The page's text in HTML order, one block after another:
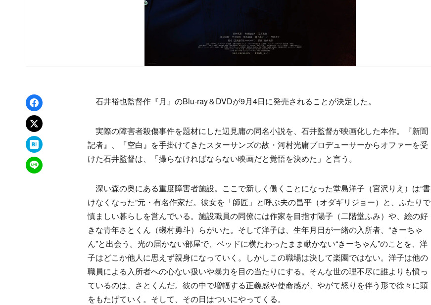
Facebookでシェア
xでポスト
はてなブックマーク
LINEで送る
石井裕也監督作『月』のBlu-ray＆DVDが9月4日に発売されることが決定した。
実際の障害者殺傷事件を題材にした辺見庸の同名小説を、石井監督が映画化した本作。『新聞
記者』、『空白』を手掛けてきたスターサンズの故・河村光庸プロデューサーからオファーを受
けた石井監督は、「撮らなければならない映画だと覚悟を決めた」と言う。
深い森の奥にある重度障害者施設。ここで新しく働くことになった堂島洋子（宮沢りえ）は“書
けなくなった”元・有名作家だ。彼女を「師匠」と呼ぶ夫の昌平（オダギリジョー）と、ふたりで
慎ましい暮らしを営んでいる。施設職員の同僚には作家を目指す陽子（二階堂ふみ）や、絵の好
きな青年さとくん（磯村勇斗）らがいた。そして洋子は、生年月日が一緒の入所者、“きーちゃ
ん”と出会う。光の届かない部屋で、ベッドに横たわったまま動かない“きーちゃん”のことを、洋
子はどこか他人に思えず親身になっていく。しかしこの職場は決して楽園ではない。洋子は他の
職員による入所者への心ない扱いや暴力を目の当たりにする。そんな世の理不尽に誰よりも憤っ
ているのは、さとくんだ。彼の中で増幅する正義感や使命感が、やがて怒りを伴う形で徐々に頭
をもたげていく。そして、その日はついにやってくる。